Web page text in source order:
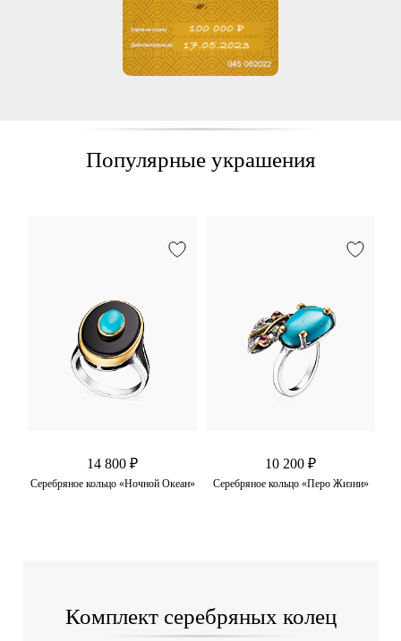
Популярные украшения
14 800 ₽
Серебряное кольцо «Ночной Океан»
10 200 ₽
Серебряное кольцо «Перо Жизни»
Комплект серебряных колец